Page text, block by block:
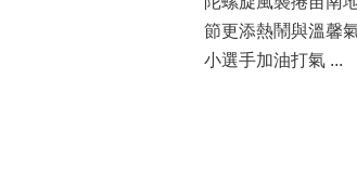
節更添熱鬧與溫馨
小選手加油打氣 ...